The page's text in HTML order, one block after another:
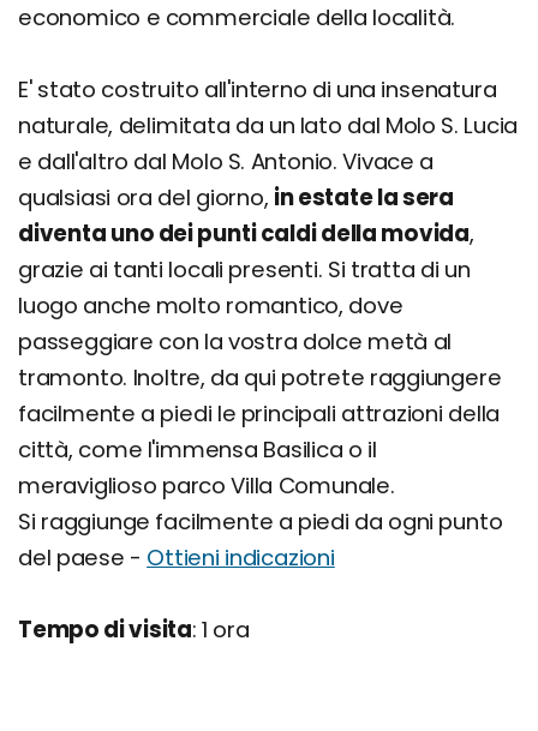
economico e commerciale della località.
E' stato costruito all'interno di una insenatura
naturale, delimitata da un lato dal Molo S. Lucia
e dall'altro dal Molo S. Antonio. Vivace a
qualsiasi ora del giorno, in estate la sera
diventa uno dei punti caldi della movida,
grazie ai tanti locali presenti. Si tratta di un
luogo anche molto romantico, dove
passeggiare con la vostra dolce metà al
tramonto. Inoltre, da qui potrete raggiungere
facilmente a piedi le principali attrazioni della
città, come l'immensa Basilica o il
meraviglioso parco Villa Comunale.
Si raggiunge facilmente a piedi da ogni punto
del paese - Ottieni indicazioni
Tempo di visita: 1 ora